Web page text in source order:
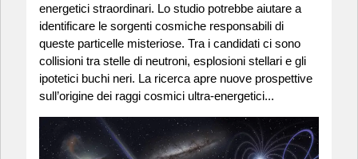
energetici straordinari. Lo studio potrebbe aiutare a
identificare le sorgenti cosmiche responsabili di
queste particelle misteriose. Tra i candidati ci sono
collisioni tra stelle di neutroni, esplosioni stellari e gli
ipotetici buchi neri. La ricerca apre nuove prospettive
sull’origine dei raggi cosmici ultra-energetici...